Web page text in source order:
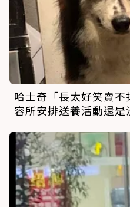
哈士奇「長太好笑賣
容所安排送養活動還是